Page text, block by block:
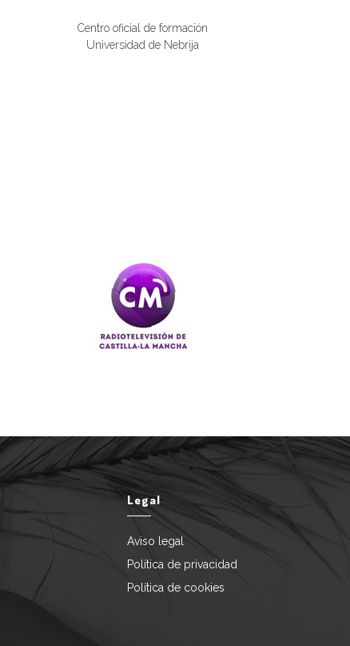
Centro oficial de formación
Universidad de Nebrija
Legal
Aviso legal
Política de privacidad
Política de cookies